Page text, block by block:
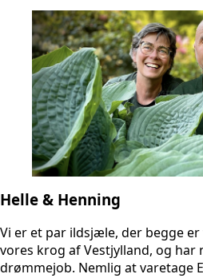
Helle & Henning
Vi er et par ildsjæle, der begge
vores krog af Vestjylland, og har
drømmejob. Nemlig at varetage